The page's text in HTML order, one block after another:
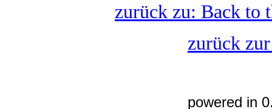
zurück zu: Back to
zurück
powered in